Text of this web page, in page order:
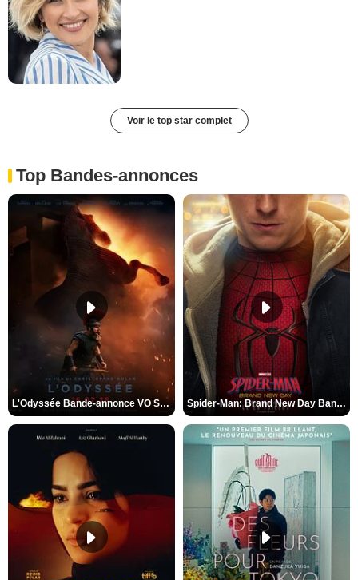
Voir le top star complet
Top Bandes-annonces
L'Odyssée Bande-annonce VO STFR Spider-Man: Brand New Day Bande-annonce VO STFR